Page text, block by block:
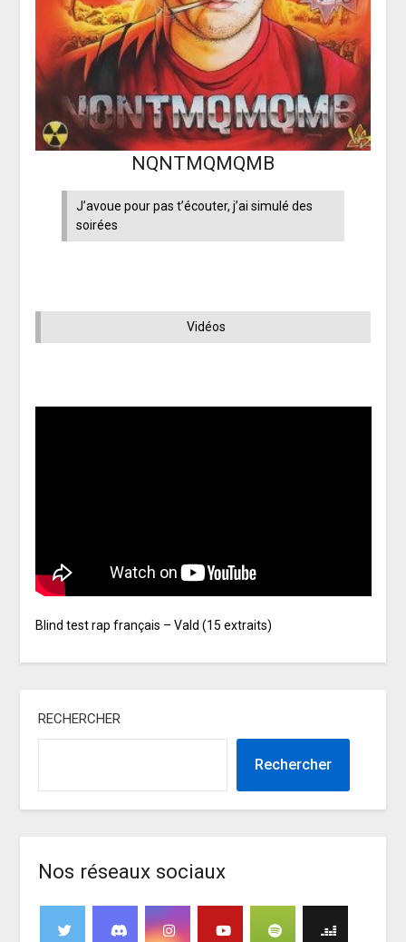
NQNTMQMQMB
J’avoue pour pas t’écouter, j’ai simulé des
soirées
Vidéos
Blind test rap français – Vald (15 extraits)
RECHERCHER
Rechercher
Nos réseaux sociaux